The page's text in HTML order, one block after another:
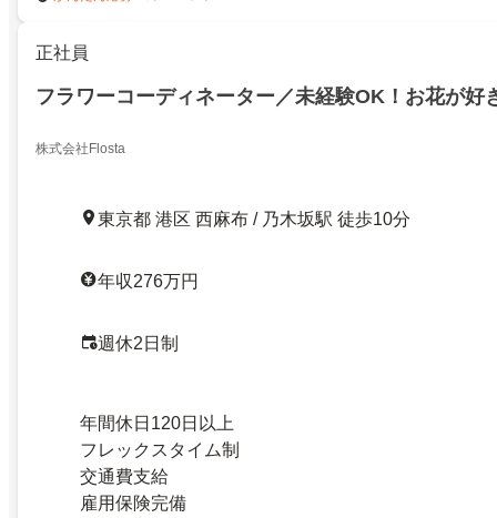
正社員
フラワーコーディネーター／未経験OK！お花が好
株式会社Flosta
東京都 港区 西麻布 / 乃木坂駅 徒歩10分
年収276万円
週休2日制
年間休日120日以上
フレックスタイム制
交通費支給
雇用保険完備